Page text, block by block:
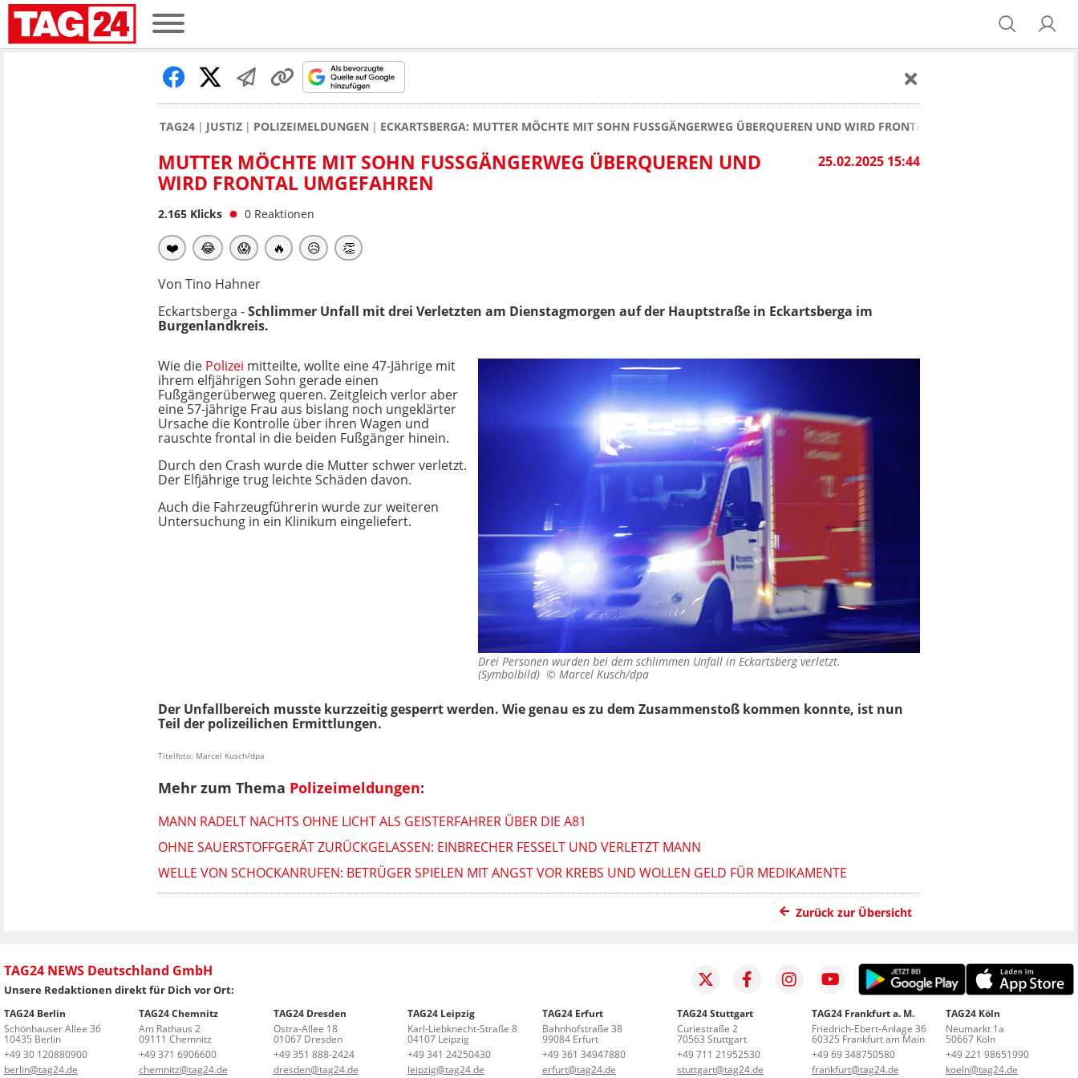
TAG24 JUSTIZ POLIZEIMELDUNGEN ECKARTSBERGA: MUTTER MÖCHTE MIT SOHN FUSSGÄNGERWEG ÜBERQUEREN UND WIRD FRONTAL UMGEFAHREN
25.02.2025 15:44
MUTTER MÖCHTE MIT SOHN FUSSGÄNGERWEG ÜBERQUEREN UND W
IRD FRONTAL UMGEFAHREN
2.165 Klicks 0 Reaktionen
❤️ 😂 😱 🔥 😥 👏
Von Tino Hahner
Eckartsberga -Schlimmer Unfall mit drei Verletzten am Dienstagmorgen auf der Hauptstraße in Eckartsberga im
Burgenlandkreis.
Drei Personen wurden bei dem schlimmen Unfall in Eckartsberg verletzt.
(Symbolbild) © Marcel Kusch/dpa
Wie die Polizei mitteilte, wollte eine 47-Jährige mit
ihrem elfjährigen Sohn gerade einen
Fußgängerüberweg queren. Zeitgleich verlor aber
eine 57-jährige Frau aus bislang noch ungeklärter
Ursache die Kontrolle über ihren Wagen und
rauschte frontal in die beiden Fußgänger hinein.
Durch den Crash wurde die Mutter schwer verletzt.
Der Elfjährige trug leichte Schäden davon.
Auch die Fahrzeugführerin wurde zur weiteren
Untersuchung in ein Klinikum eingeliefert.
Der Unfallbereich musste kurzzeitig gesperrt werden. Wie genau es zu dem Zusammenstoß kommen konnte, ist nun
Teil der polizeilichen Ermittlungen.
Titelfoto: Marcel Kusch/dpa
Mehr zum Thema Polizeimeldungen:
MANN RADELT NACHTS OHNE LICHT ALS GEISTERFAHRER ÜBER DIE A81
OHNE SAUERSTOFFGERÄT ZURÜCKGELASSEN: EINBRECHER FESSELT UND VERLETZT MANN
WELLE VON SCHOCKANRUFEN: BETRÜGER SPIELEN MIT ANGST VOR KREBS UND WOLLEN GELD FÜR MEDIKAMENTE
Zurück zur Übersicht
TAG24 NEWS Deutschland GmbH
Unsere Redaktionen direkt für Dich vor Ort:
TAG24 Berlin
Schönhauser Allee 36
10435 Berlin
+49 30 120880900
berlin@tag24.de
TAG24 Chemnitz
Am Rathaus 2
09111 Chemnitz
+49 371 6906600
chemnitz@tag24.de
TAG24 Dresden
Ostra-Allee 18
01067 Dresden
+49 351 888-2424
dresden@tag24.de
TAG24 Leipzig
Karl-Liebknecht-Straße 8
04107 Leipzig
+49 341 24250430
leipzig@tag24.de
TAG24 Erfurt
Bahnhofstraße 38
99084 Erfurt
+49 361 34947880
erfurt@tag24.de
TAG24 Stuttgart
Curiestraße 2
70563 Stuttgart
+49 711 21952530
stuttgart@tag24.de
TAG24 Frankfurt a. M.
Friedrich-Ebert-Anlage 36
60325 Frankfurt am Main
+49 69 348750580
frankfurt@tag24.de
TAG24 Köln
Neumarkt 1a
50667 Köln
+49 221 98651990
koeln@tag24.de